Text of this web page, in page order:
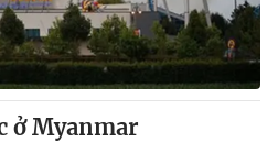
ở Myanmar